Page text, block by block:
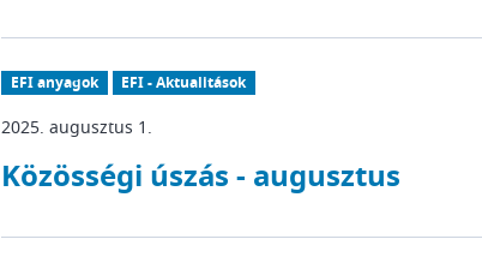
EFI anyagok EFI - Aktualitások
2025. augusztus 1.
Közösségi úszás - augusztus